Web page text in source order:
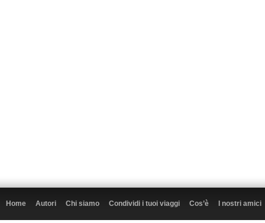
Home Autori Chi siamo Condividi i tuoi viaggi Cos’è I nostri amici